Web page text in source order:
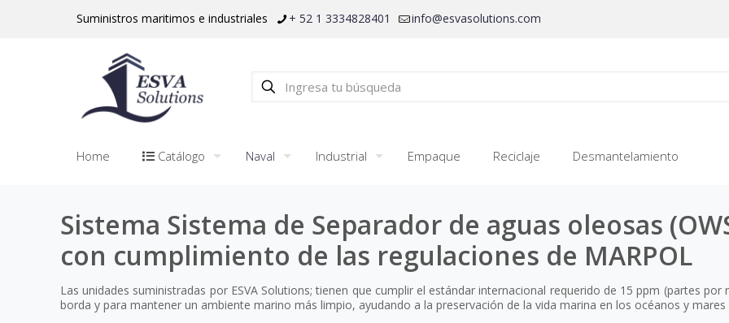
Suministros maritimos e industriales + 52 1 3334828401 info@esvasolutions.com
Home Catálogo Naval Industrial Empaque Reciclaje Desmantelamiento
Sistema Sistema de Separador de aguas oleosas
con cumplimiento de las regulaciones de MARPOL
Las unidades suministradas por ESVA Solutions; tienen que cumplir el estándar internacional requerido de 15 ppm (partes
borda y para mantener un ambiente marino más limpio, ayudando a la preservación de la vida marina en los océanos y